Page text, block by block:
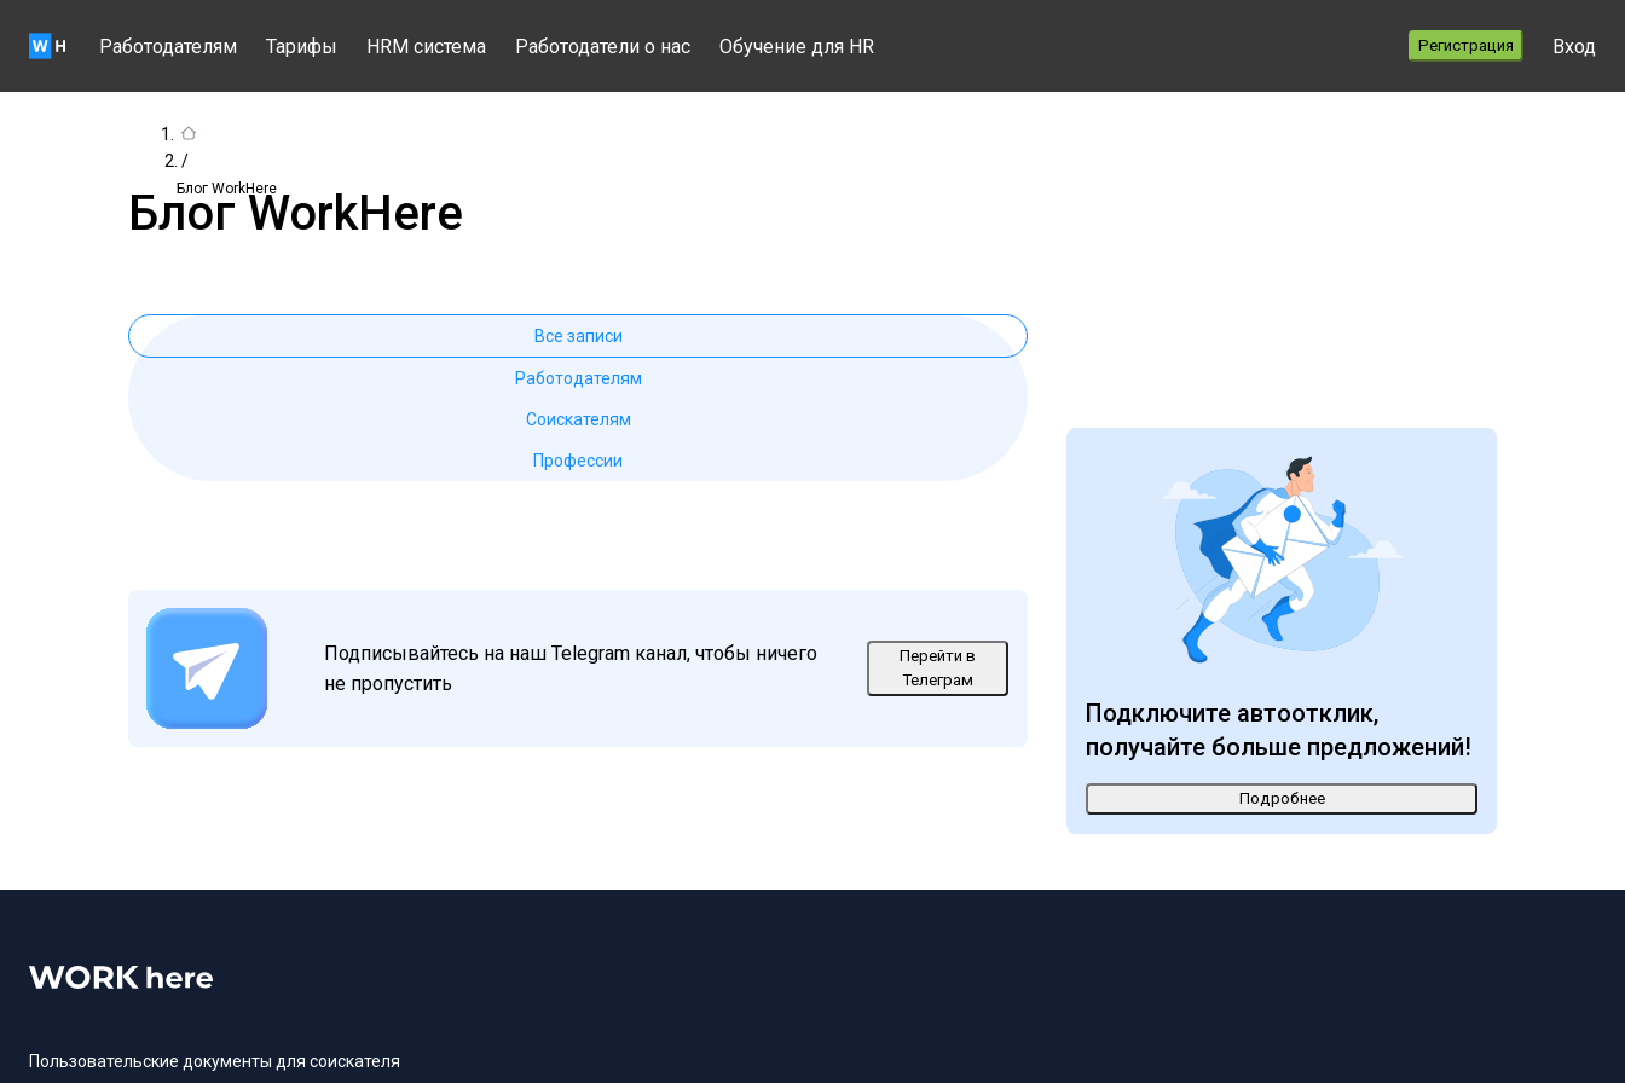
Работодателям Тарифы HRM система Работодатели о нас Обучение для HR Регистрация Вход
/
Блог WorkHere
Блог WorkHere
Все записи
Работодателям
Соискателям
Профессии
Подписывайтесь на наш Telegram канал, чтобы ничего
не пропустить
Перейти в
Телеграм
Подключите автоотклик,
получайте больше предложений!
Подробнее
Пользовательские документы для соискателя